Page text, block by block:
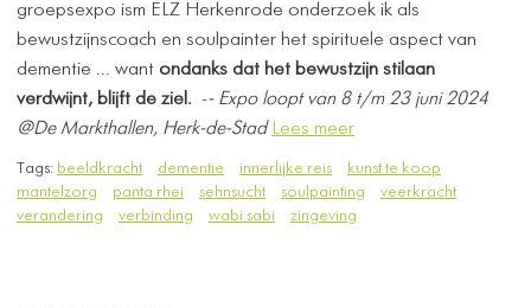
groepsexpo ism ELZ Herkenrode onderzoek ik als
bewustzijnscoach en soulpainter het spirituele aspect van
dementie ... want ondanks dat het bewustzijn stilaan
verdwijnt, blijft de ziel. -- Expo loopt van 8 t/m 23 juni 2024
@De Markthallen, Herk-de-Stad Lees meer
Tags: beeldkracht dementie innerlijke reis
kunst te koop
mantelzorg
panta rhei sehnsucht soulpainting
veerkracht
verandering
verbinding wabi sabi zingeving